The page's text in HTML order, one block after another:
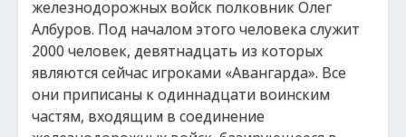
железнодорожных войск полковник Олег
Албуров. Под началом этого человека служит
2000 человек, девятнадцать из которых
являются сейчас игроками «Авангарда». Все
они приписаны к одиннадцати воинским
частям, входящим в соединение